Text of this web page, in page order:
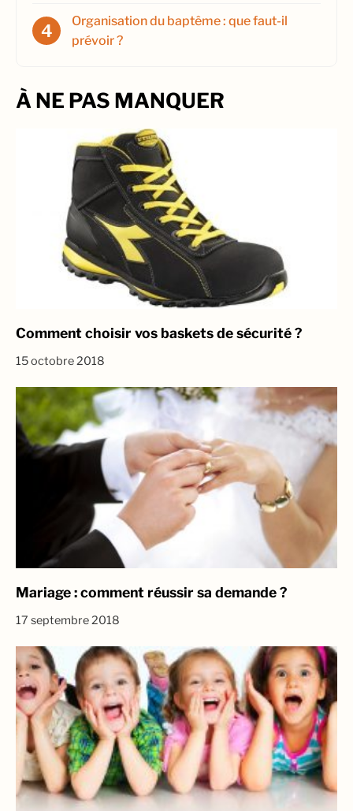
Organisation du baptême : que faut-il
prévoir ?
À NE PAS MANQUER
Comment choisir vos baskets de sécurité ?
15 octobre 2018
Mariage : comment réussir sa demande ?
17 septembre 2018